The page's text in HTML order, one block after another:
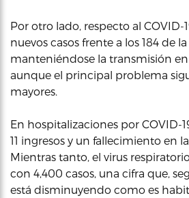
Por otro lado, respecto al COVID-
nuevos casos frente a los 184 de
manteniéndose la transmisión en
aunque el principal problema
mayores.
En hospitalizaciones por COVID-
11 ingresos y un fallecimiento en
Mientras tanto, el virus
con 4,400 casos, una cifra que,
está disminuyendo como es